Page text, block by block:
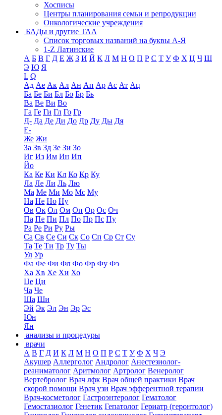
Хосписы
Центры планирования семьи и репродукции
Онкологические учреждения
БАДы и другие ТАА
Список торговых названий на буквы А-Я
1-Z Латинские
А Б В Г Д Е Ж З И Й К Л М Н О П Р С Т У Ф Х Ц Ч Ш
Э Ю Я
L Q
Ад Ае Ак Ал Ан Ап Ар Ас Ат Ац
Ба Бе Би Бл Бо Бр Бь
Ва Ве Ви Во
Га Ге Ги Гл Го Гр
Д- Да Де Ди До Др Ду Ды Дя
Е-
Же Жи
За Зв Зд Зе Зи Зо
Иг Из Им Ин Ип
Йо
Ка Ке Ки Кл Ко Кр Ку
Ла Ле Ли Ль Лю
Ма Ме Ми Мо Мс Му
На Не Но Ну
Ов Ок Ол Ом Оп Ор Ос Оч
Па Пе Пи Пл По Пр Пс Пу
Ра Ре Ри Ру Ры
Са Св Се Си Ск Со Сп Ср Ст Су
Та Те Ти Тр Ту Ты
Ул Ур
Фа Фе Фи Фл Фо Фр Фу Фэ
Ха Хв Хе Хи Хо
Це Ци
Ча Че
Ша Ши
Эй Эк Эл Эн Эр Эс
Юн
Ян
анализы и процедуры
врачи
А В Г Д И К Л М Н О П Р С Т У Ф Х Ч Э
Акушер Аллерголог Андролог Анестезиолог-
реаниматолог Аритмолог Артролог Венеролог
Вертебролог Врач лфк Врач общей практики Врач
скорой помощи Врач узи Врач эфферентной терапии
Врач-косметолог Гастроэнтеролог Гематолог
Гемостазиолог Генетик Гепатолог Гериатр (геронтолог)